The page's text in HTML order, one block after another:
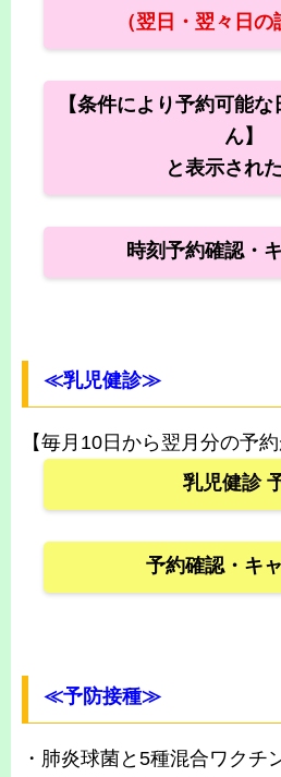
（翌日・翌々日の
【条件により予約可能
ん】
と表示され
時刻予約確認・
≪乳児健診≫
【毎月10日から翌月分の予約
乳児健診
予約確認・キ
≪予防接種≫
・肺炎球菌と5種混合ワクチ